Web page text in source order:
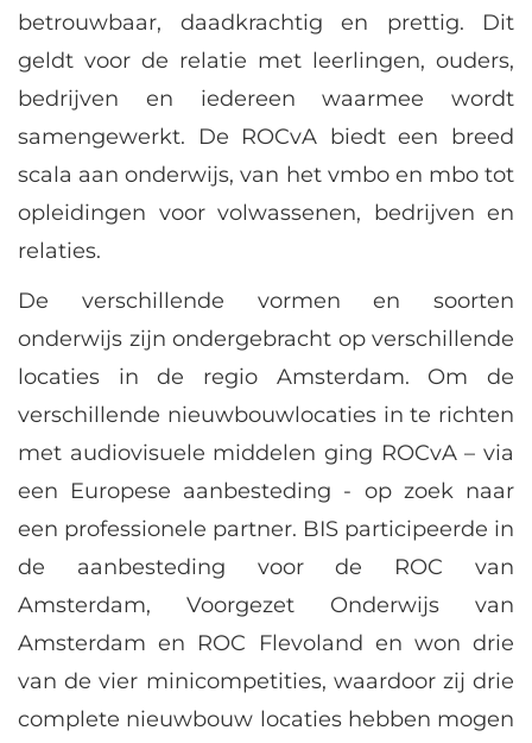
betrouwbaar, daadkrachtig en prettig. Dit
geldt voor de relatie met leerlingen, ouders,
bedrijven en iedereen waarmee wordt
samengewerkt. De ROCvA biedt een breed
scala aan onderwijs, van het vmbo en mbo tot
opleidingen voor volwassenen, bedrijven en
relaties.
De verschillende vormen en soorten
onderwijs zijn ondergebracht op verschillende
locaties in de regio Amsterdam. Om de
verschillende nieuwbouwlocaties in te richten
met audiovisuele middelen ging ROCvA – via
een Europese aanbesteding - op zoek naar
een professionele partner. BIS participeerde in
de aanbesteding voor de ROC van
Amsterdam, Voorgezet Onderwijs van
Amsterdam en ROC Flevoland en won drie
van de vier minicompetities, waardoor zij drie
complete nieuwbouw locaties hebben mogen